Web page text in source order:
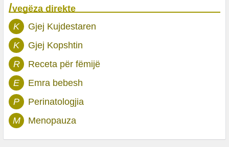
/vegëza direkte
K
Gjej Kujdestaren
K
Gjej Kopshtin
R
Receta për fëmijë
E
Emra bebesh
P
Perinatologjia
M
Menopauza